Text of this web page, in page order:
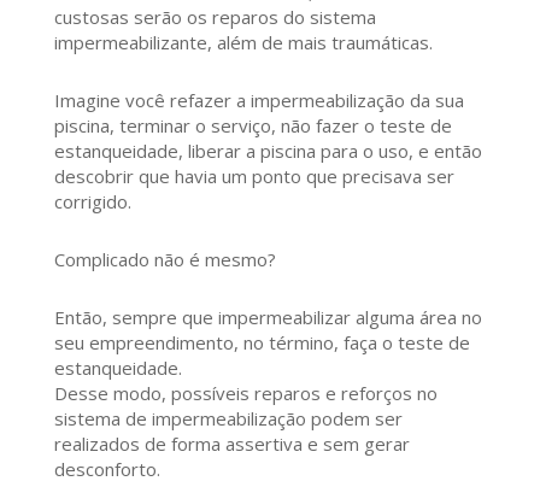
custosas serão os reparos do sistema
impermeabilizante, além de mais traumáticas.
Imagine você refazer a impermeabilização da sua
piscina, terminar o serviço, não fazer o teste de
estanqueidade, liberar a piscina para o uso, e então
descobrir que havia um ponto que precisava ser
corrigido.
Complicado não é mesmo?
Então, sempre que impermeabilizar alguma área no
seu empreendimento, no término, faça o teste de
estanqueidade.
Desse modo, possíveis reparos e reforços no
sistema de impermeabilização podem ser
realizados de forma assertiva e sem gerar
desconforto.